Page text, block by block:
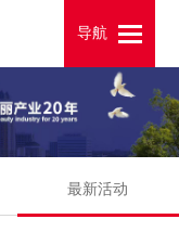
导航
导航
最新活动